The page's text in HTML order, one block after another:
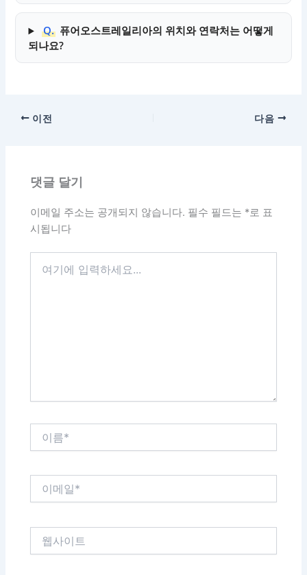
Q. 퓨어오스트레일리아의 위치와 연락처는 어떻게
되나요?
이전 다음
댓글 달기
이메일 주소는 공개되지 않습니다. 필수 필드는 *로 표
시됩니다